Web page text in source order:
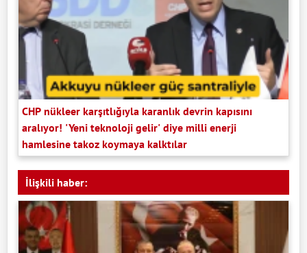
CHP nükleer karşıtlığıyla karanlık devrin kapısını
aralıyor! 'Yeni teknoloji gelir' diye milli enerji
hamlesine takoz koymaya kalktılar
İlişkili haber: